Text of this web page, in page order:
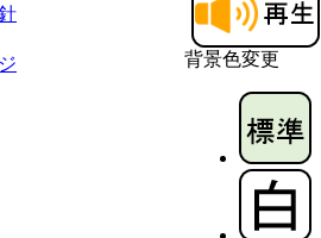
背景色変更